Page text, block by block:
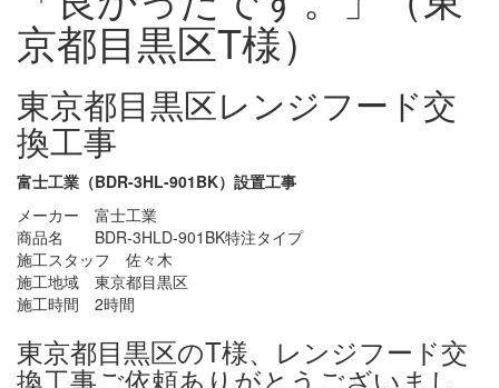
京都目黒区T様）
東京都目黒区レンジフード交
換工事
富士工業（BDR-3HL-901BK）設置工事
メーカー 富士工業
商品名 BDR-3HLD-901BK特注タイプ
施工スタッフ 佐々木
施工地域 東京都目黒区
施工時間 2時間
東京都目黒区のT様、レンジフード交
換工事ご依頼ありがとうございまし